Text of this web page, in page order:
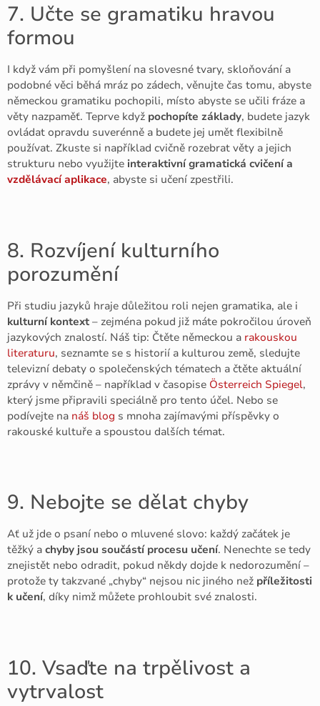
7. Učte se gramatiku hravou
formou
I když vám při pomyšlení na slovesné tvary, skloňování a
podobné věci běhá mráz po zádech, věnujte čas tomu, abyste
německou gramatiku pochopili, místo abyste se učili fráze a
věty nazpaměť. Teprve když pochopíte základy, budete jazyk
ovládat opravdu suverénně a budete jej umět flexibilně
používat. Zkuste si například cvičně rozebrat věty a jejich
strukturu nebo využijte interaktivní gramatická cvičení a
vzdělávací aplikace, abyste si učení zpestřili.
8. Rozvíjení kulturního
porozumění
Při studiu jazyků hraje důležitou roli nejen gramatika, ale i
kulturní kontext – zejména pokud již máte pokročilou úroveň
jazykových znalostí. Náš tip: Čtěte německou a rakouskou
literaturu, seznamte se s historií a kulturou země, sledujte
televizní debaty o společenských tématech a čtěte aktuální
zprávy v němčině – například v časopise Österreich Spiegel,
který jsme připravili speciálně pro tento účel. Nebo se
podívejte na náš blog s mnoha zajímavými příspěvky o
rakouské kultuře a spoustou dalších témat.
9. Nebojte se dělat chyby
Ať už jde o psaní nebo o mluvené slovo: každý začátek je
těžký a chyby jsou součástí procesu učení. Nenechte se tedy
znejistět nebo odradit, pokud někdy dojde k nedorozumění –
protože ty takzvané „chyby“ nejsou nic jiného než příležitosti
k učení, díky nimž můžete prohloubit své znalosti.
10. Vsaďte na trpělivost a
vytrvalost